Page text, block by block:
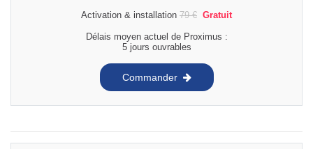
Activation & installation 79€ Gratuit
Délais moyen actuel de Proximus :
5 jours ouvrables
Commander